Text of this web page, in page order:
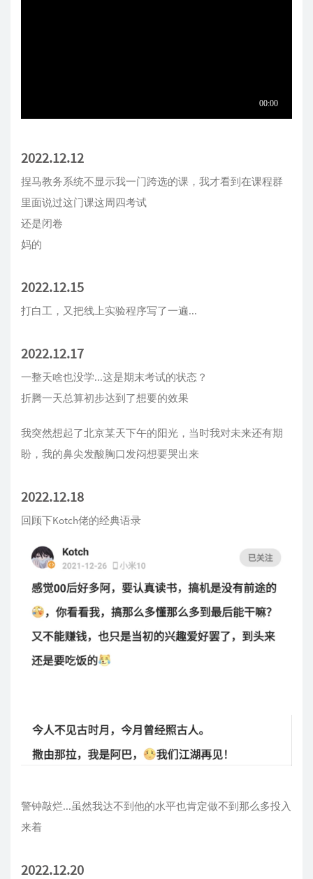
2022.12.12
捏马教务系统不显示我一门跨选的课，我才看到在课程群
里面说过这门课这周四考试
还是闭卷
妈的
2022.12.15
打白工，又把线上实验程序写了一遍...
2022.12.17
一整天啥也没学...这是期末考试的状态？
折腾一天总算初步达到了想要的效果
我突然想起了北京某天下午的阳光，当时我对未来还有期
盼，我的鼻尖发酸胸口发闷想要哭出来
2022.12.18
回顾下Kotch佬的经典语录
警钟敲烂...虽然我达不到他的水平也肯定做不到那么多投入
来着
2022.12.20